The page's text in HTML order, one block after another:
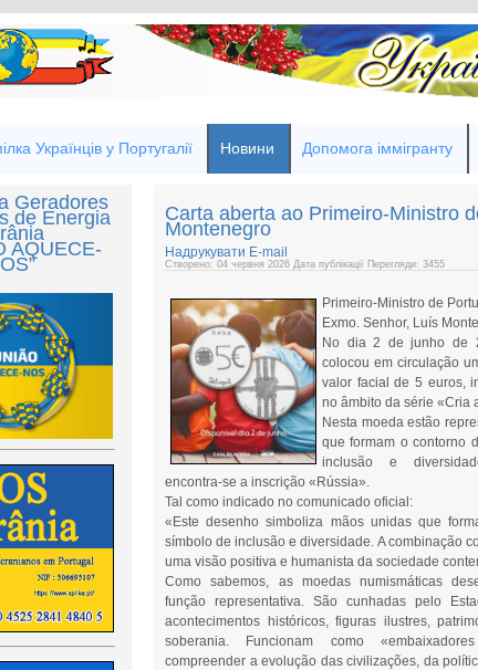
Українців у Португалії Новини Допомога іммігранту
Geradores
de Energia
AQUECE-
Carta aberta ao Primeiro-Ministro
Montenegro
Надрукувати E-mail
Створено: 04 червня 2026 Дата публікації Перегляди: 3455
Primeiro-Ministro de
Exmo. Senhor, Luís
No dia 2 de junho de
colocou em circulação
valor facial de 5 euros,
no âmbito da série «Cria
Nesta moeda estão
que formam o contorno
inclusão e
encontra‑se a inscrição «Rússia».
Tal como indicado no comunicado oficial:
«Este desenho simboliza mãos unidas que
símbolo de inclusão e diversidade. A combinação
uma visão positiva e humanista da sociedade
Como sabemos, as moedas numismáticas
função representativa. São cunhadas pelo
acontecimentos históricos, figuras ilustres,
soberania. Funcionam como
compreender a evolução das civilizações, da